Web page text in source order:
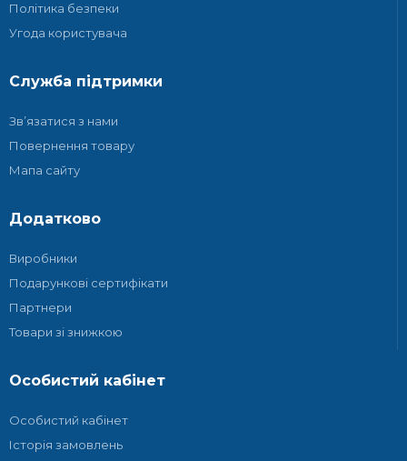
Політика безпеки
Угода користувача
Служба підтримки
Зв’язатися з нами
Повернення товару
Мапа сайту
Додатково
Виробники
Подарункові сертифікати
Партнери
Товари зі знижкою
Особистий кабінет
Особистий кабінет
Історія замовлень